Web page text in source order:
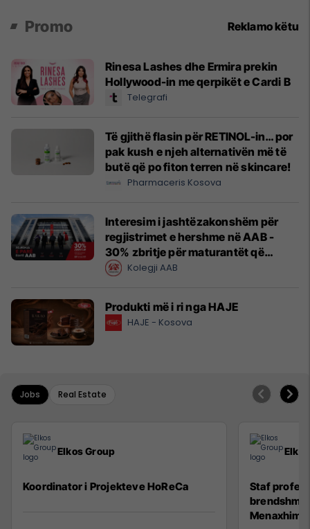
Promo Reklamo këtu
Rinesa Lashes dhe Ermira prekin
Hollywood-in me qerpikët e Cardi B
Telegrafi
Të gjithë flasin për RETINOL-in… por
pak kush e njeh alternativën më të
butë që po fiton terren në skincare!
Pharmaceris Kosova
Interesim i jashtëzakonshëm për
regjistrimet e hershme në AAB -
30% zbritje për maturantët që
regjistrohen tani
Kolegji AAB
Produkti më i ri nga HAJE
HAJE - Kosova
Jobs Real Estate
Elkos Group
Koordinator i Projekteve HoReCa
Staf
Menaxhim)